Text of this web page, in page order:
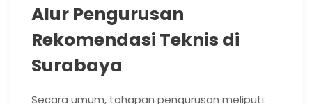
Alur Pengurusan
Rekomendasi Teknis di
Surabaya
Secara umum, tahapan pengurusan meliputi: